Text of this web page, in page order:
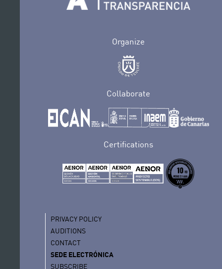
Organize
Collaborate
Certifications
PRIVACY POLICY
AUDITIONS
CONTACT
SEDE ELECTRÓNICA
SUBSCRIBE